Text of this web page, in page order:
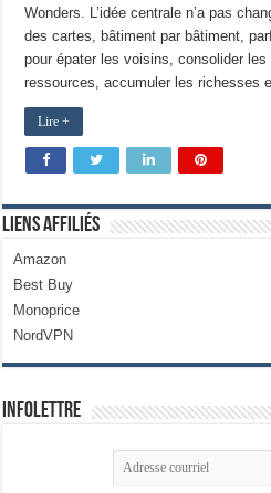
Wonders. L’idée centrale n’a pas
des cartes, bâtiment par bâtiment,
pour épater les voisins, consolider
ressources, accumuler les richesses
Lire +
Liens Affiliés
Amazon
Best Buy
Monoprice
NordVPN
Infolettre